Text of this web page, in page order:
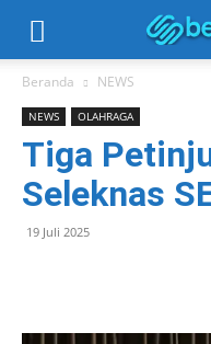
Beranda NEWS
NEWS OLAHRAGA
Tiga
Seleknas
19 Juli 2025